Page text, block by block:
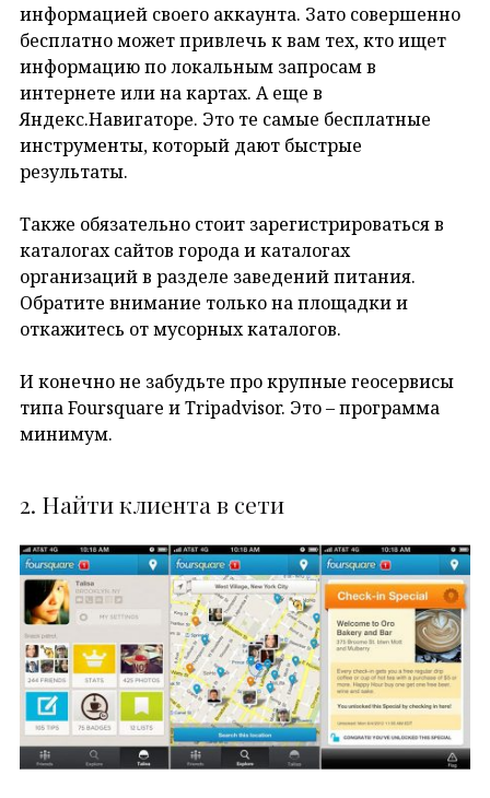
информацией своего аккаунта. Зато совершенно
бесплатно может привлечь к вам тех, кто ищет
информацию по локальным запросам в
интернете или на картах. А еще в
Яндекс.Навигаторе. Это те самые бесплатные
инструменты, который дают быстрые
результаты.
Также обязательно стоит зарегистрироваться в
каталогах сайтов города и каталогах
организаций в разделе заведений питания.
Обратите внимание только на площадки и
откажитесь от мусорных каталогов.
И конечно не забудьте про крупные геосервисы
типа Foursquare и Tripadvisor. Это – программа
минимум.
2. Найти клиента в сети